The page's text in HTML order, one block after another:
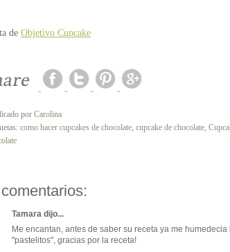
de Objetivo Cupcake
por Carolina
como hacer cupcakes de chocolate, cupcake de chocolate,
Tamara dijo...
Me encantan, antes de saber su receta ya me
"pastelitos", gracias por la receta!